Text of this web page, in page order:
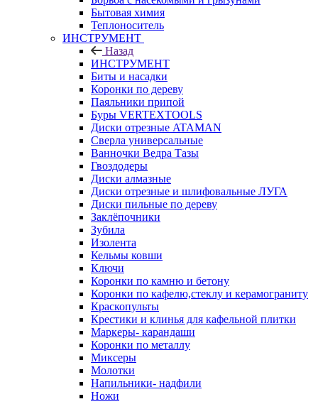
Бытовая химия
Теплоноситель
ИНСТРУМЕНТ
Назад
ИНСТРУМЕНТ
Биты и насадки
Коронки по дереву
Паяльники припой
Буры VERTEXTOOLS
Диски отрезные ATAMAN
Сверла универсальные
Ванночки Ведра Тазы
Гвоздодеры
Диски алмазные
Диски отрезные и шлифовальные ЛУГА
Диски пильные по дереву
Заклёпочники
Зубила
Изолента
Кельмы ковши
Ключи
Коронки по камню и бетону
Коронки по кафелю,стеклу и керамограниту
Краскопульты
Крестики и клинья для кафельной плитки
Маркеры- карандаши
Коронки по металлу
Миксеры
Молотки
Напильники- надфили
Ножи